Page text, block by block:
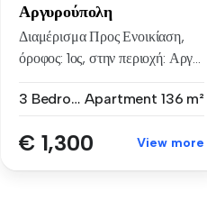
Αργυρούπολη
Διαμέρισμα Προς Ενοικίαση,
όροφος: 1ος, στην περιοχή: Αργ...
3 Bedrooms Apartment 136 m²
€ 1,300 View more